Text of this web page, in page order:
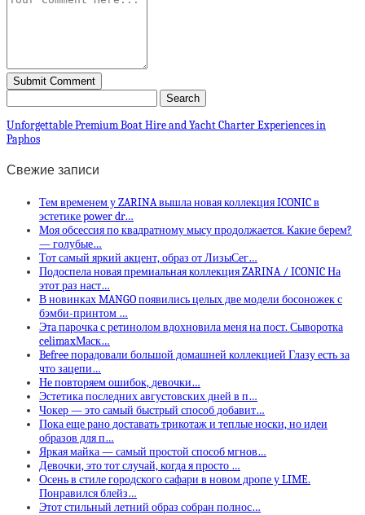
Unforgettable Premium Boat Hire and Yacht Charter Experiences in
Paphos
Свежие записи
Тем временем у ZARINA вышла новая коллекция ICONIC в
эстетике power dr…
Моя обсессия по квадратному мысу продолжается. Какие берем?
— голубые…
Тот самый яркий акцент, образ от ЛизыСег…
Подоспела новая премиальная коллекция ZARINA / ICONIC На
этот раз наст…
В новинках MANGO появились целых две модели босоножек с
бэмби-принтом …
Эта парочка с ретинолом вдохновила меня на пост. Сыворотка
celimaxМаск…
Befree порадовали большой домашней коллекцией Глазу есть за
что зацепи…
Не повторяем ошибок, девочки…
Эстетика последних августовских дней в п…
Чокер — это самый быстрый способ добавит…
Пока еще рано доставать трикотаж и теплые носки, но идеи
образов для п…
Яркая майка — самый простой способ мгнов…
Девочки, это тот случай, когда я просто …
Осень в стиле городского сафари в новом дропе у LIME.
Понравился блейз…
Этот стильный летний образ собран полнос…